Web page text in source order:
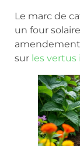
Le marc de
un four
sur les